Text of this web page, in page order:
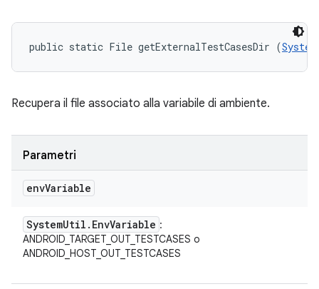
public static File getExternalTestCasesDir (
Recupera il file associato alla variabile di ambiente.
Parametri
envVariable
SystemUtil . EnvVariable :
ANDROID_TARGET_OUT_TESTCASES o
ANDROID_HOST_OUT_TESTCASES